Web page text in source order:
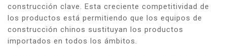
construcción clave. Esta creciente competitividad de
los productos está permitiendo que los equipos de
construcción chinos sustituyan los productos
importados en todos los ámbitos.